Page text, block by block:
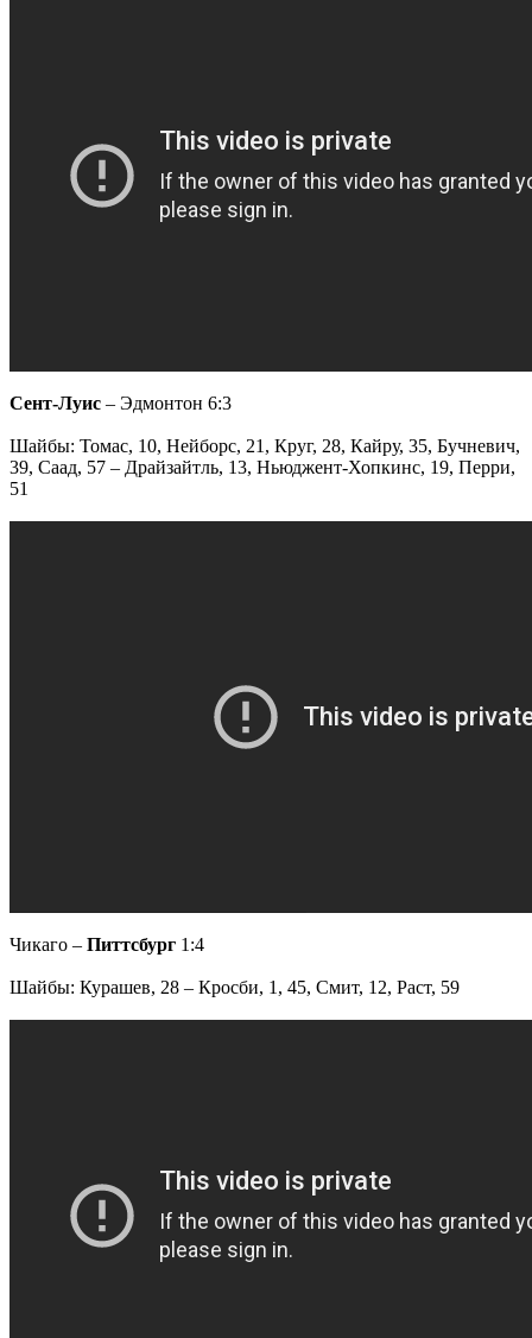
Сент-Луис – Эдмонтон 6:3
Шайбы: Томас, 10, Нейборс, 21, Круг, 28, Кайру, 35, Бучневич,
39, Саад, 57 – Драйзайтль, 13, Ньюджент-Хопкинс, 19, Перри,
51
Чикаго – Питтсбург 1:4
Шайбы: Курашев, 28 – Кросби, 1, 45, Смит, 12, Раст, 59